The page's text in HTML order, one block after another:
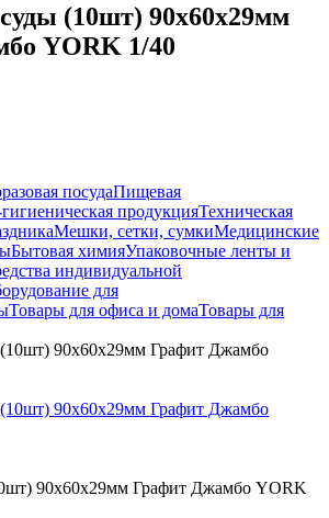
(10шт) 90х60х29мм
YORK 1/40
посудаПищевая
продукцияТехническая
Мешки, сетки, сумкиМедицинские
Бытовая химияУпаковочные ленты и
индивидуальной
для
Товары для офиса и домаТовары для
90х60х29мм Графит Джамбо
90х60х29мм Графит Джамбо YORK